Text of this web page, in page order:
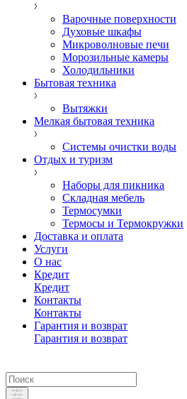
Варочные поверхности
Духовые шкафы
Микроволновые печи
Морозильные камеры
Холодильники
Бытовая техника
Вытяжки
Мелкая бытовая техника
Системы очистки воды
Отдых и туризм
Наборы для пикника
Складная мебель
Термосумки
Термосы и Термокружки
Доставка и оплата
Услуги
О нас
Кредит
Кредит
Контакты
Контакты
Гарантия и возврат
Гарантия и возврат